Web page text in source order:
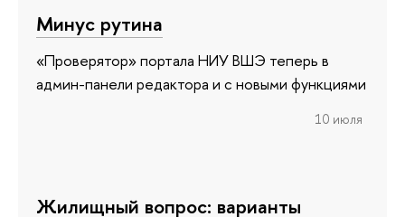
Минус рутина
«Проверятор» портала НИУ ВШЭ теперь в
админ-панели редактора и с новыми функциями
10 июля
Жилищный вопрос: варианты